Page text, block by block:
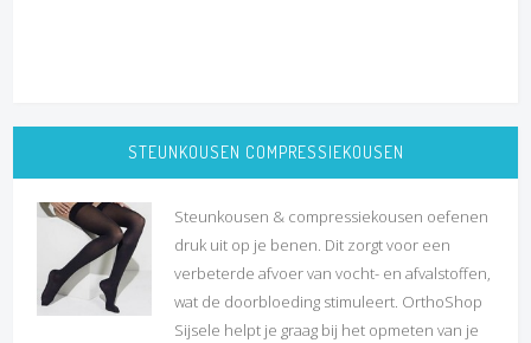
STEUNKOUSEN COMPRESSIEKOUSEN
Steunkousen & compressiekousen oefenen
druk uit op je benen. Dit zorgt voor een
verbeterde afvoer van vocht- en afvalstoffen,
wat de doorbloeding stimuleert. OrthoShop
Sijsele helpt je graag bij het opmeten van je